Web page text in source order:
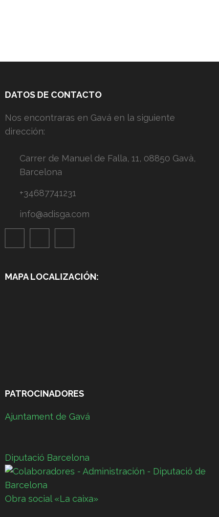
DATOS DE CONTACTO
Nos encontraras en Gavá en la siguiente
dirección:
Carrer de Manuel de Falla, 11, 08850 Gavà,
Barcelona
+34687741231
info@adisga.com
MAPA LOCALIZACIÓN:
PATROCINADORES
Ajuntament de Gavá
Diputació Barcelona
Obra social «La caixa»